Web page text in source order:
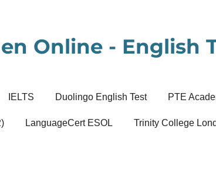
Online - English
IELTS Duolingo English Test PTE
LanguageCert ESOL Trinity College